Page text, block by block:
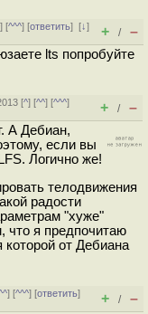
] [^^^] [ответить][↓]
+ / –
lts попробуйте
[^] [^^] [^^^]
+ / –
А Дебиан,
если вы
Логично же!
телодвижения
радости
"хуже"
что я предпочитаю
которой от Дебиана
] [^^^] [ответить]
+ / –